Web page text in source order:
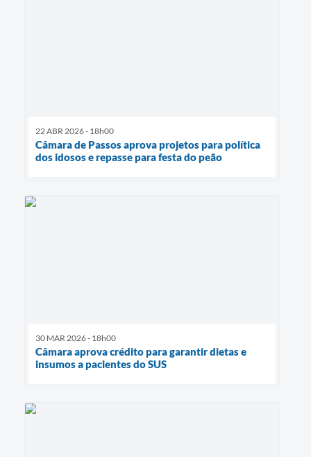
22 ABR 2026 - 18h00
Câmara de Passos aprova projetos para política
dos idosos e repasse para festa do peão
30 MAR 2026 - 18h00
Câmara aprova crédito para garantir dietas e
insumos a pacientes do SUS